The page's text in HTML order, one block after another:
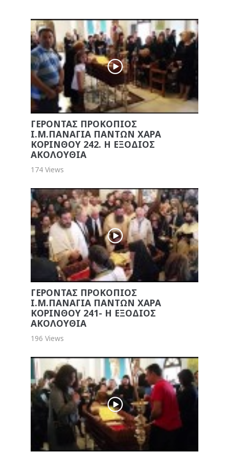
ΓΕΡΟΝΤΑΣ ΠΡΟΚΟΠΙΟΣ
Ι.Μ.ΠΑΝΑΓΙΑ ΠΑΝΤΩΝ ΧΑΡΑ
ΚΟΡΙΝΘΟΥ 242. Η ΕΞΟΔΙΟΣ
ΑΚΟΛΟΥΘΙΑ
174 Views
ΓΕΡΟΝΤΑΣ ΠΡΟΚΟΠΙΟΣ
Ι.Μ.ΠΑΝΑΓΙΑ ΠΑΝΤΩΝ ΧΑΡΑ
ΚΟΡΙΝΘΟΥ 241- Η ΕΞΟΔΙΟΣ
ΑΚΟΛΟΥΘΙΑ
196 Views